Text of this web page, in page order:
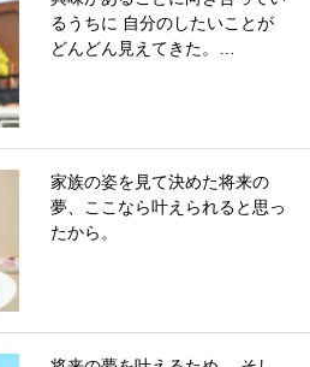
るうちに 自分のしたいことが
どんどん見えてきた。…
家族の姿を見て決めた将来の
夢、ここなら叶えられると思っ
たから。